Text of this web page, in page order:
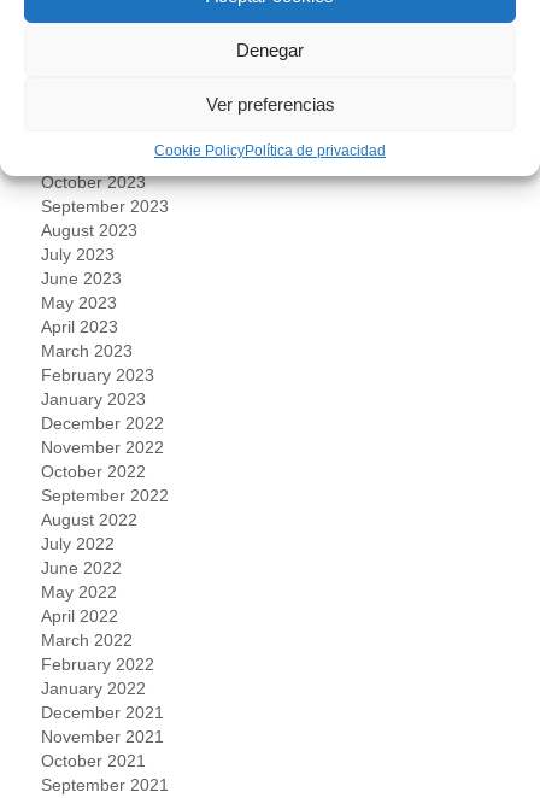
Denegar
Ver preferencias
Cookie PolicyPolítica de privacidad
November 2023
October 2023
September 2023
August 2023
July 2023
June 2023
May 2023
April 2023
March 2023
February 2023
January 2023
December 2022
November 2022
October 2022
September 2022
August 2022
July 2022
June 2022
May 2022
April 2022
March 2022
February 2022
January 2022
December 2021
November 2021
October 2021
September 2021